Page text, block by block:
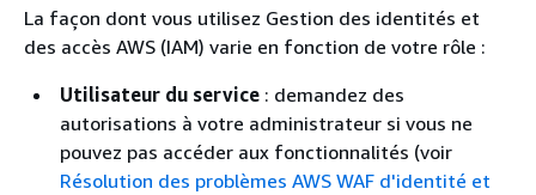
La façon dont vous utilisez Gestion des identités et
des accès AWS (IAM) varie en fonction de votre rôle :
Utilisateur du service : demandez des
autorisations à votre administrateur si vous ne
pouvez pas accéder aux fonctionnalités (voir
Résolution des problèmes AWS WAF d'identité et